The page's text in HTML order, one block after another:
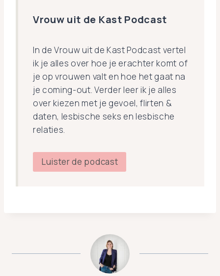
Vrouw uit de Kast Podcast
In de Vrouw uit de Kast Podcast vertel
ik je alles over hoe je erachter komt of
je op vrouwen valt en hoe het gaat na
je coming-out. Verder leer ik je alles
over kiezen met je gevoel, flirten &
daten, lesbische seks en lesbische
relaties.
Luister de podcast